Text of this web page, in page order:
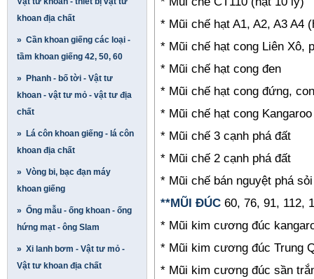
khoan địa chất
» Cần khoan giếng các loại -
tầm khoan giếng 42, 50, 60
» Phanh - bố tời - Vật tư
khoan - vật tư mỏ - vật tư địa
chất
» Lá côn khoan giếng - lá côn
khoan địa chất
» Vòng bi, bạc đạn máy
khoan giếng
» Ống mẫu - ống khoan - ống
hứng mạt - ông Slam
» Xi lanh bơm - Vật tư mỏ -
Vật tư khoan địa chất
* Mũi chế hạt A1, A2, A3 A4
* Mũi chế hạt cong Liên Xô,
* Mũi chế hạt cong đen
* Mũi chế hạt cong đứng,
* Mũi chế hạt cong Kangaroo
* Mũi chế 3 cạnh phá đất
* Mũi chế 2 cạnh phá đất
* Mũi chế bán nguyệt phá sỏi
**MŨI ĐÚC 60, 76, 91, 112,
* Mũi kim cương đúc
* Mũi kim cương đúc Trung
* Mũi kim cương đúc sần